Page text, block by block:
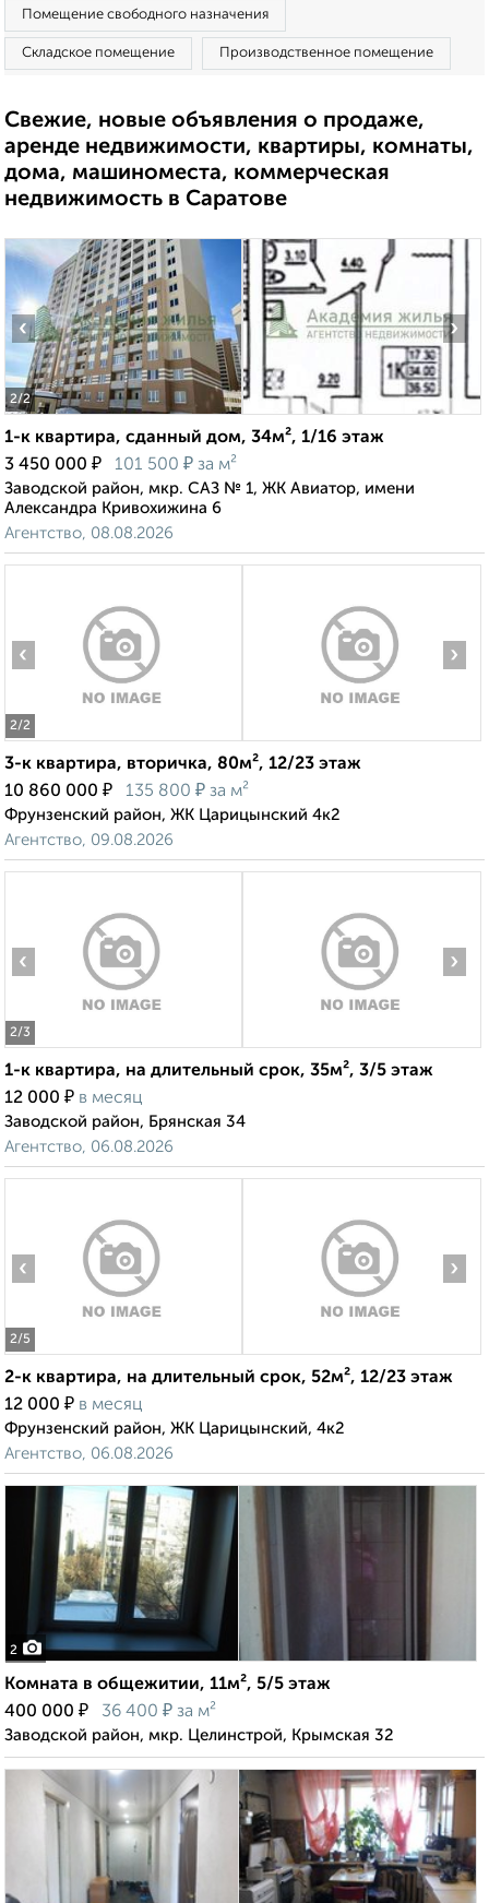
Помещение свободного назначения
Складское помещение Производственное помещение
Свежие, новые объявления о продаже,
аренде недвижимости, квартиры, комнаты,
дома, машиноместа, коммерческая
недвижимость в Саратове
2/2
‹ ›
1-к квартира, сданный дом, 34м², 1/16 этаж
3 450 000 ₽ 101 500 ₽ за м²
Заводской район, мкр. САЗ № 1, ЖК Авиатор, имени
Александра Кривохижина 6
Агентство, 08.08.2026
2/2
‹ ›
3-к квартира, вторичка, 80м², 12/23 этаж
10 860 000 ₽ 135 800 ₽ за м²
Фрунзенский район, ЖК Царицынский 4к2
Агентство, 09.08.2026
2/3
‹ ›
1-к квартира, на длительный срок, 35м², 3/5 этаж
12 000 ₽ в месяц
Заводской район, Брянская 34
Агентство, 06.08.2026
2/5
‹ ›
2-к квартира, на длительный срок, 52м², 12/23 этаж
12 000 ₽ в месяц
Фрунзенский район, ЖК Царицынский, 4к2
Агентство, 06.08.2026
2
Комната в общежитии, 11м², 5/5 этаж
400 000 ₽ 36 400 ₽ за м²
Заводской район, мкр. Целинстрой, Крымская 32